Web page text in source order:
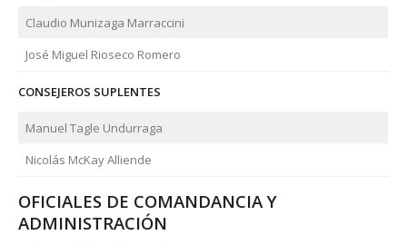
Claudio Munizaga Marraccini
José Miguel Rioseco Romero
CONSEJEROS SUPLENTES
Manuel Tagle Undurraga
Nicolás McKay Alliende
OFICIALES DE COMANDANCIA Y
ADMINISTRACIÓN